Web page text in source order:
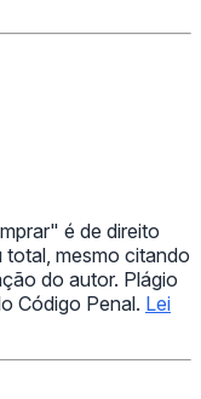
é de direito
mesmo citando
do autor. Plágio
Código Penal. Lei